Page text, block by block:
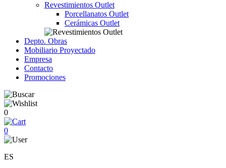
Revestimientos Outlet
Porcellanatos Outlet
Cerámicas Outlet
Depto. Obras
Mobiliario Proyectado
Empresa
Contacto
Promociones
0
0
ES